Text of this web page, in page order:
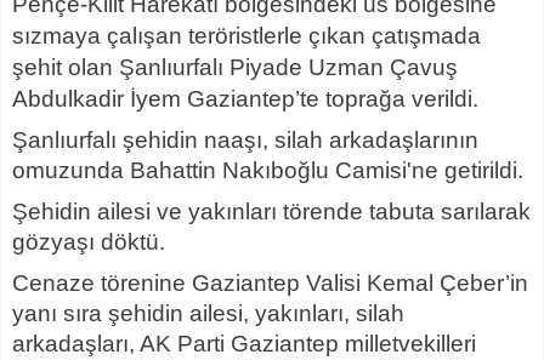
sızmaya çalışan teröristlerle çıkan çatışmada
şehit olan Şanlıurfalı Piyade Uzman Çavuş
Abdulkadir İyem Gaziantep’te toprağa verildi.
Şanlıurfalı şehidin naaşı, silah arkadaşlarının
omuzunda Bahattin Nakıboğlu Camisi'ne getirildi.
Şehidin ailesi ve yakınları törende tabuta sarılarak
gözyaşı döktü.
Cenaze törenine Gaziantep Valisi Kemal Çeber’in
yanı sıra şehidin ailesi, yakınları, silah
arkadaşları, AK Parti Gaziantep milletvekilleri